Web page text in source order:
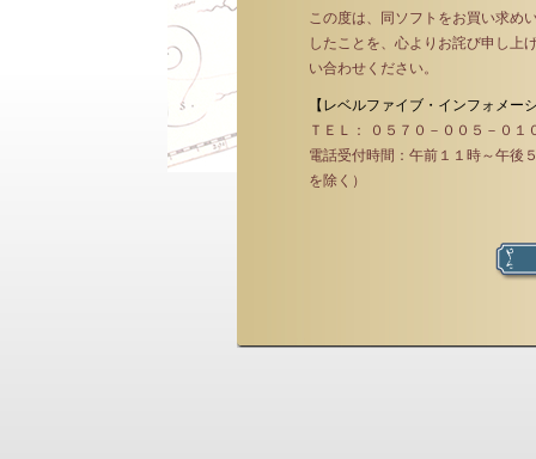
この度は、同ソフトをお買い求め
したことを、心よりお詫び申し上
い合わせください。
【レベルファイブ・インフォメー
ＴＥＬ： ０５７０－００５－０
電話受付時間：午前１１時～午後
を除く）